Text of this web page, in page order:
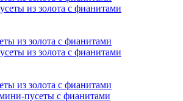
из золота с фианитами
из золота с фианитами